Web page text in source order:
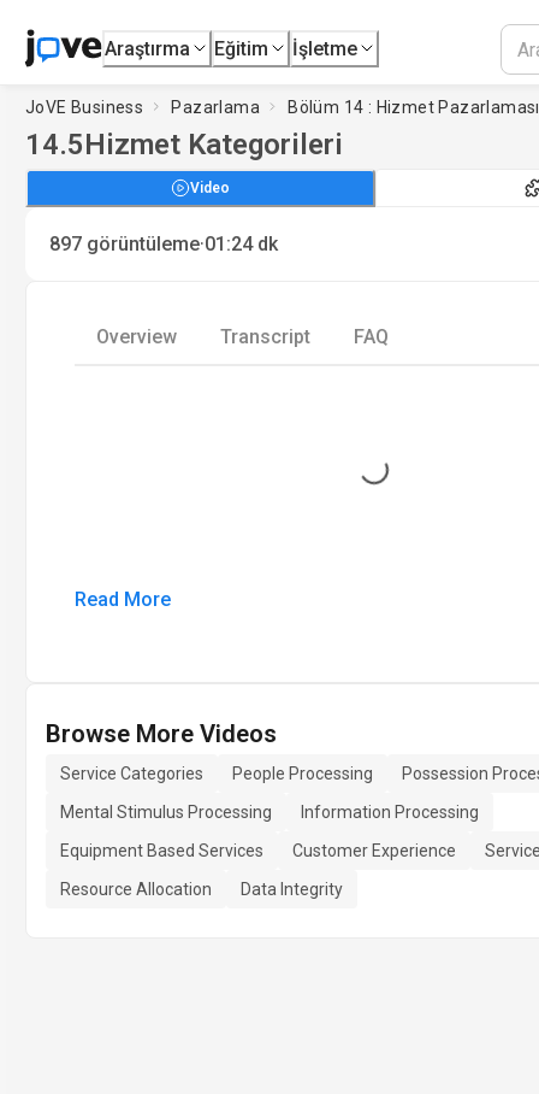
Araştırma Eğitim İşletme
JoVE Business Pazarlama Bölüm 14 : Hizmet Pazarlaması
14.5Hizmet Kategorileri
Video
897 görüntüleme·01:24 dk
Overview Transcript FAQ
Loading...
Read More
Browse More Videos
Service Categories People Processing
Possession
Mental Stimulus Processing
Information Processing
Equipment Based Services
Customer Experience
Resource Allocation
Data Integrity